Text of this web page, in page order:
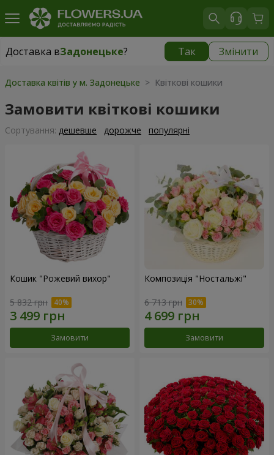
Доставка вЗадонецьке? Так Змінити
Доставка вЗадонецьке|
Доставка квітів у м. Задонецьке > Квіткові кошики
Замовити квіткові кошики
Сортування: дешевше дорожче популярні
Кошик "Рожевий вихор"
5 832 грн
Замовити
Композиція "Ностальжі"
6 713 грн
Замовити